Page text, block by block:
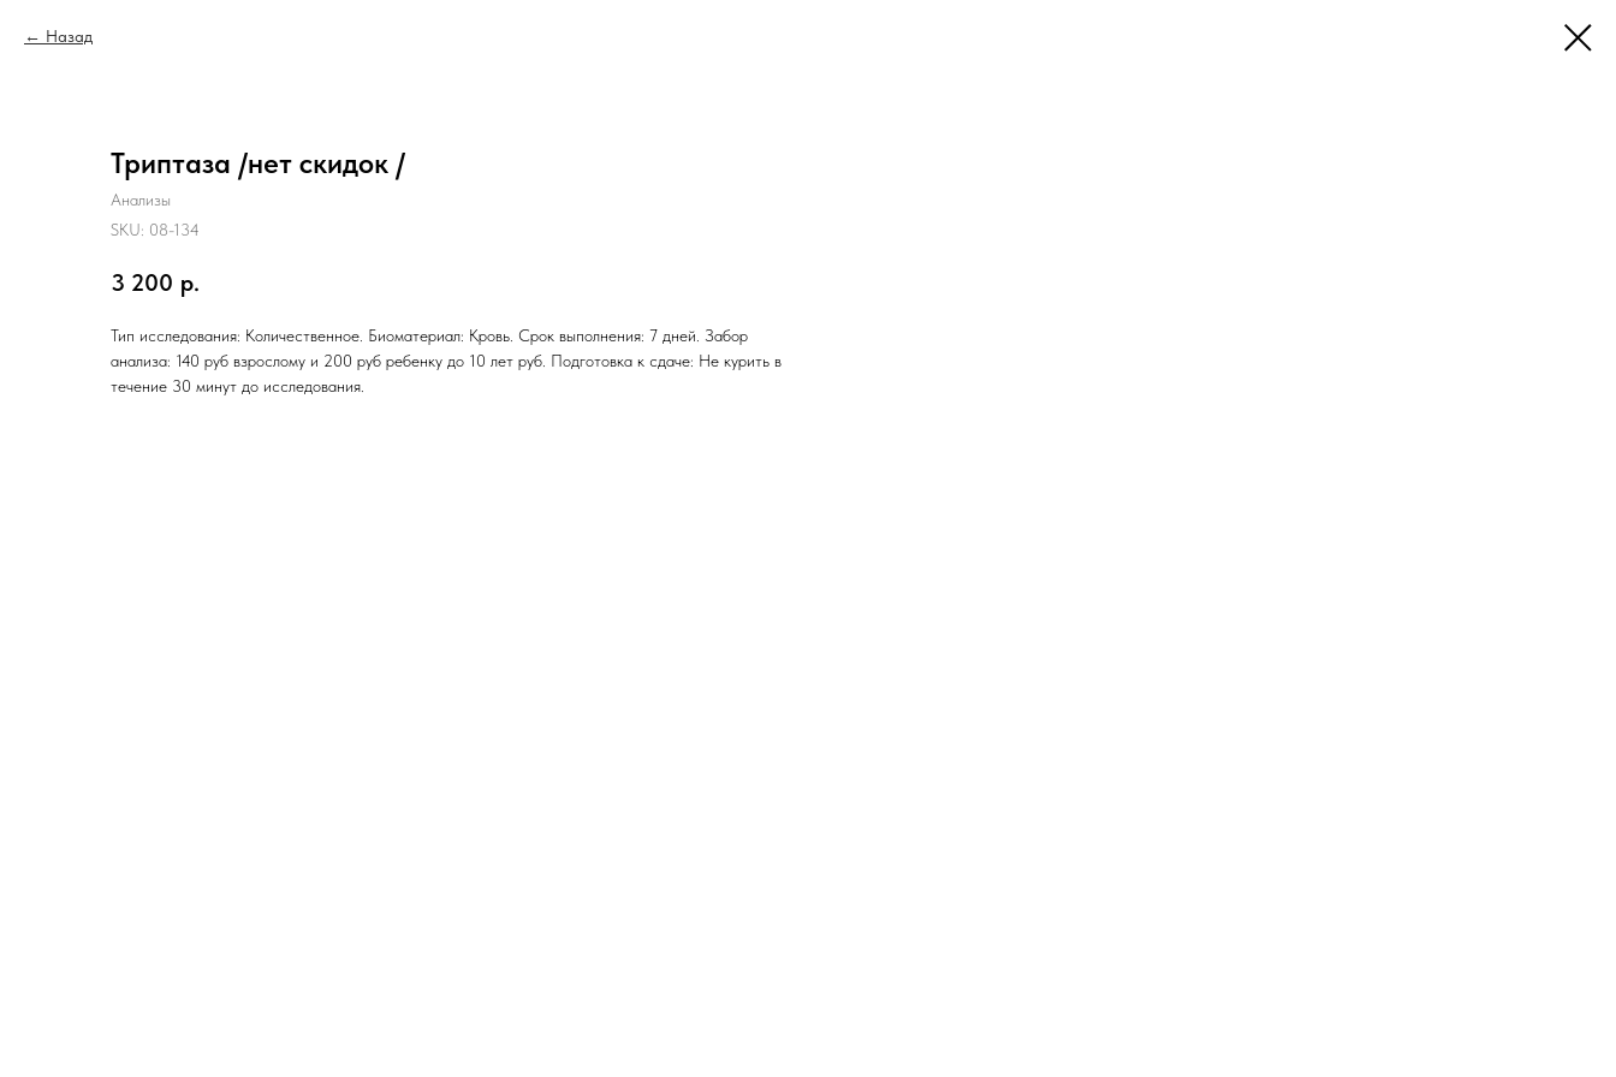
Назад
Триптаза /нет скидок /
Анализы
SKU: 08-134
3 200 р.
Тип исследования: Количественное. Биоматериал: Кровь. Срок выполнения: 7 дней. Забор
анализа: 140 руб взрослому и 200 руб ребенку до 10 лет руб. Подготовка к сдаче: Не курить в
течение 30 минут до исследования.